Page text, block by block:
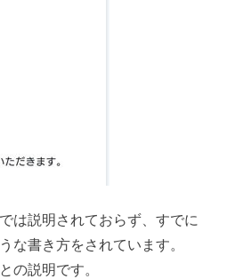
は説明されておらず、すでに
な書き方をされています。
の説明です。